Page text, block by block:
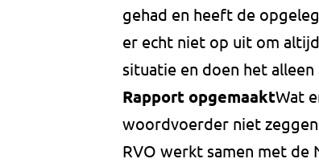
gehad en heeft de
er echt niet op uit om
situatie en doen het
Rapport opgemaaktWat
woordvoerder niet
RVO werkt samen met de